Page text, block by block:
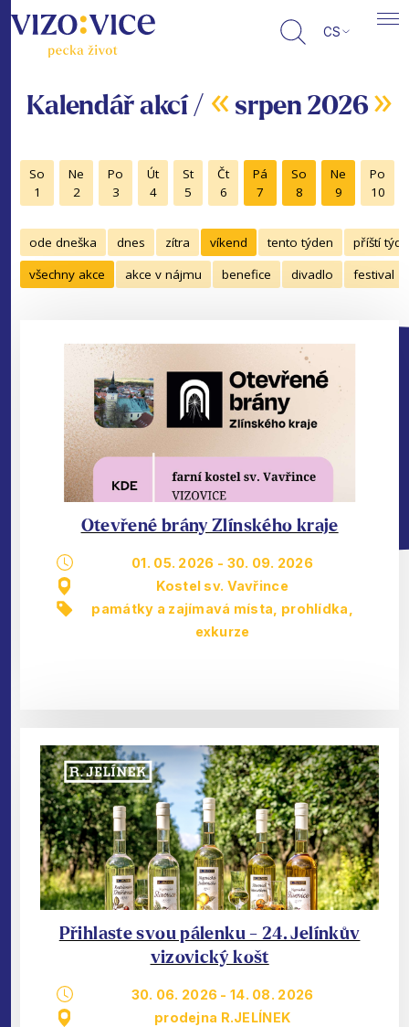
CS
Kalendář akcí / « srpen 2026 »
So
1
Ne
2
Po
3
Út
4
St
5
Čt
6
Pá
7
So
8
Ne
9
Po
10
ode dneška dnes zítra víkend tento týden
příští
všechny akce
akce v nájmu benefice divadlo festival
Otevřené brány Zlínského kraje
01. 05. 2026 - 30. 09. 2026
Kostel sv. Vavřince
památky a zajímavá místa
prohlídka,
exkurze
Přihlaste svou pálenku - 24. Jelínkův
vizovický košt
30. 06. 2026 -14. 08. 2026
prodejna R.JELÍNEK